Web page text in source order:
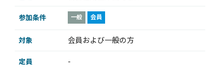
参加条件 一般 会員
対象 会員および一般の方
定員 -